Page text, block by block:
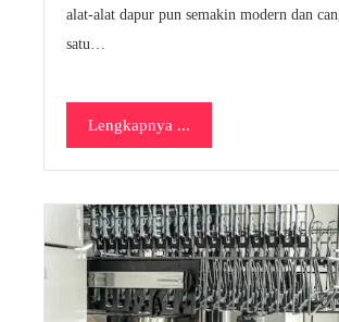
alat-alat dapur pun semakin modern dan
satu…
Lengkapnya ...